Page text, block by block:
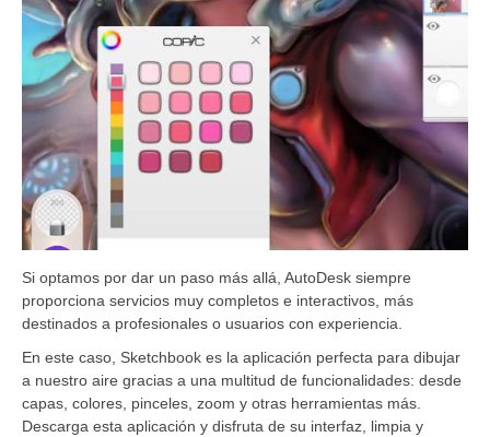
Si optamos por dar un paso más allá, AutoDesk siempre
proporciona servicios muy completos e interactivos, más
destinados a profesionales o usuarios con experiencia.
En este caso, Sketchbook es la aplicación perfecta para dibujar
a nuestro aire gracias a una multitud de funcionalidades: desde
capas, colores, pinceles, zoom y otras herramientas más.
Descarga esta aplicación y disfruta de su interfaz, limpia y